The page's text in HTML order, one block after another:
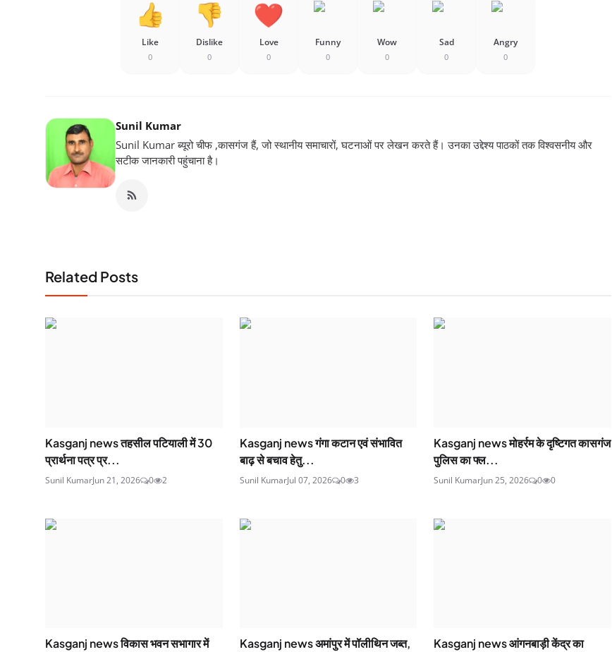
Like
0
Dislike
0
Love
0
Funny
0
Wow
0
Sad
0
Angry
0
Sunil Kumar
Sunil Kumar ब्यूरो चीफ ,कासगंज हैं, जो स्थानीय समाचारों, घटनाओं पर लेखन करते हैं। उनका उद्देश्य पाठकों तक विश्वसनीय और
सटीक जानकारी पहुंचाना है।
Related Posts
Kasganj news तहसील पटियाली में 30
प्रार्थना पत्र प्र...
Sunil KumarJun 21, 2026 0 2
Kasganj news गंगा कटान एवं संभावित
बाढ़ से बचाव हेतु...
Sunil KumarJul 07, 2026 0 3
Kasganj news मोहर्रम के दृष्टिगत कासगंज
पुलिस का फ्ल...
Sunil KumarJun 25, 2026 0 0
Kasganj news विकास भवन सभागार में
Kasganj news अमांपुर में पॉलीथिन जब्त,
Kasganj news आंगनबाड़ी केंद्र का